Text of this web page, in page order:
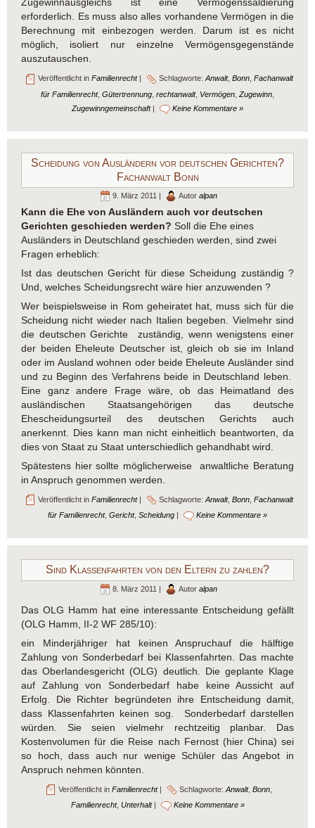
Zugewinnausgleichs ist eine Vermögenssaldierung
erforderlich. Es muss also alles vorhandene Vermögen in die
Berechnung mit einbezogen werden. Darum ist es nicht
möglich, isoliert nur einzelne Vermögensgegenstände
auszutauschen.
Veröffentlicht in Familienrecht| Schlagworte:Anwalt, Bonn, Fachanwalt
für Familienrecht, Gütertrennung rechtanwalt, Vermögen Zugewinn
Zugewinngemeinschaft| Keine Kommentare »
Scheidung von Ausländern vor deutschen Gerichten?
Fachanwalt Bonn
9. März 2011 | Autor alpan
Kann die Ehe von Ausländern auch vor deutschen
Gerichten geschieden werden? Soll die Ehe eines
Ausländers in Deutschland geschieden werden, sind zwei
Fragen erheblich:
Ist das deutschen Gericht für diese Scheidung zuständig ?
Und, welches Scheidungsrecht wäre hier anzuwenden ?
Wer beispielsweise in Rom geheiratet hat, muss sich für die
Scheidung nicht wieder nach Italien begeben. Vielmehr sind
die deutschen Gerichte zuständig, wenn wenigstens einer
der beiden Eheleute Deutscher ist, gleich ob sie im Inland
oder im Ausland wohnen oder beide Eheleute Ausländer sind
und zu Beginn des Verfahrens beide in Deutschland leben.
Eine ganz andere Frage wäre, ob das Heimatland des
ausländischen Staatsangehörigen das deutsche
Ehescheidungsurteil des deutschen Gerichts auch
anerkennt. Dies kann man nicht einheitlich beantworten, da
dies von Staat zu Staat unterschiedlich gehandhabt wird.
Spätestens hier sollte möglicherweise anwaltliche Beratung
in Anspruch genommen werden.
Veröffentlicht in Familienrecht| Schlagworte: Anwalt, Bonn, Fachanwalt
für Familienrecht, Gericht, Scheidung | Keine Kommentare »
Sind Klassenfahrten von den Eltern zu zahlen?
8. März 2011 | Autor alpan
Das OLG Hamm hat eine interessante Entscheidung gefällt
(OLG Hamm, II-2 WF 285/10):
ein Minderjähriger hat keinen Anspruchauf die hälftige
Zahlung von Sonderbedarf bei Klassenfahrten. Das machte
das Oberlandesgericht (OLG) deutlich. Die geplante Klage
auf Zahlung von Sonderbedarf habe keine Aussicht auf
Erfolg. Die Richter begründeten ihre Entscheidung damit,
dass Klassenfahrten keinen sog. Sonderbedarf darstellen
würden. Sie seien vielmehr rechtzeitig planbar. Das
Kostenvolumen für die Reise nach Fernost (hier China) sei
so hoch, dass auch nur wenige Schüler das Angebot in
Anspruch nehmen könnten.
Veröffentlicht in Familienrecht| Schlagworte: Anwalt, Bonn
Familienrecht, Unterhalt| Keine Kommentare »